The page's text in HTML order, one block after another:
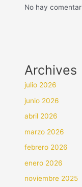
No hay
Archives
julio 2026
junio 2026
abril 2026
marzo 2026
febrero 2026
enero 2026
noviembre 2025